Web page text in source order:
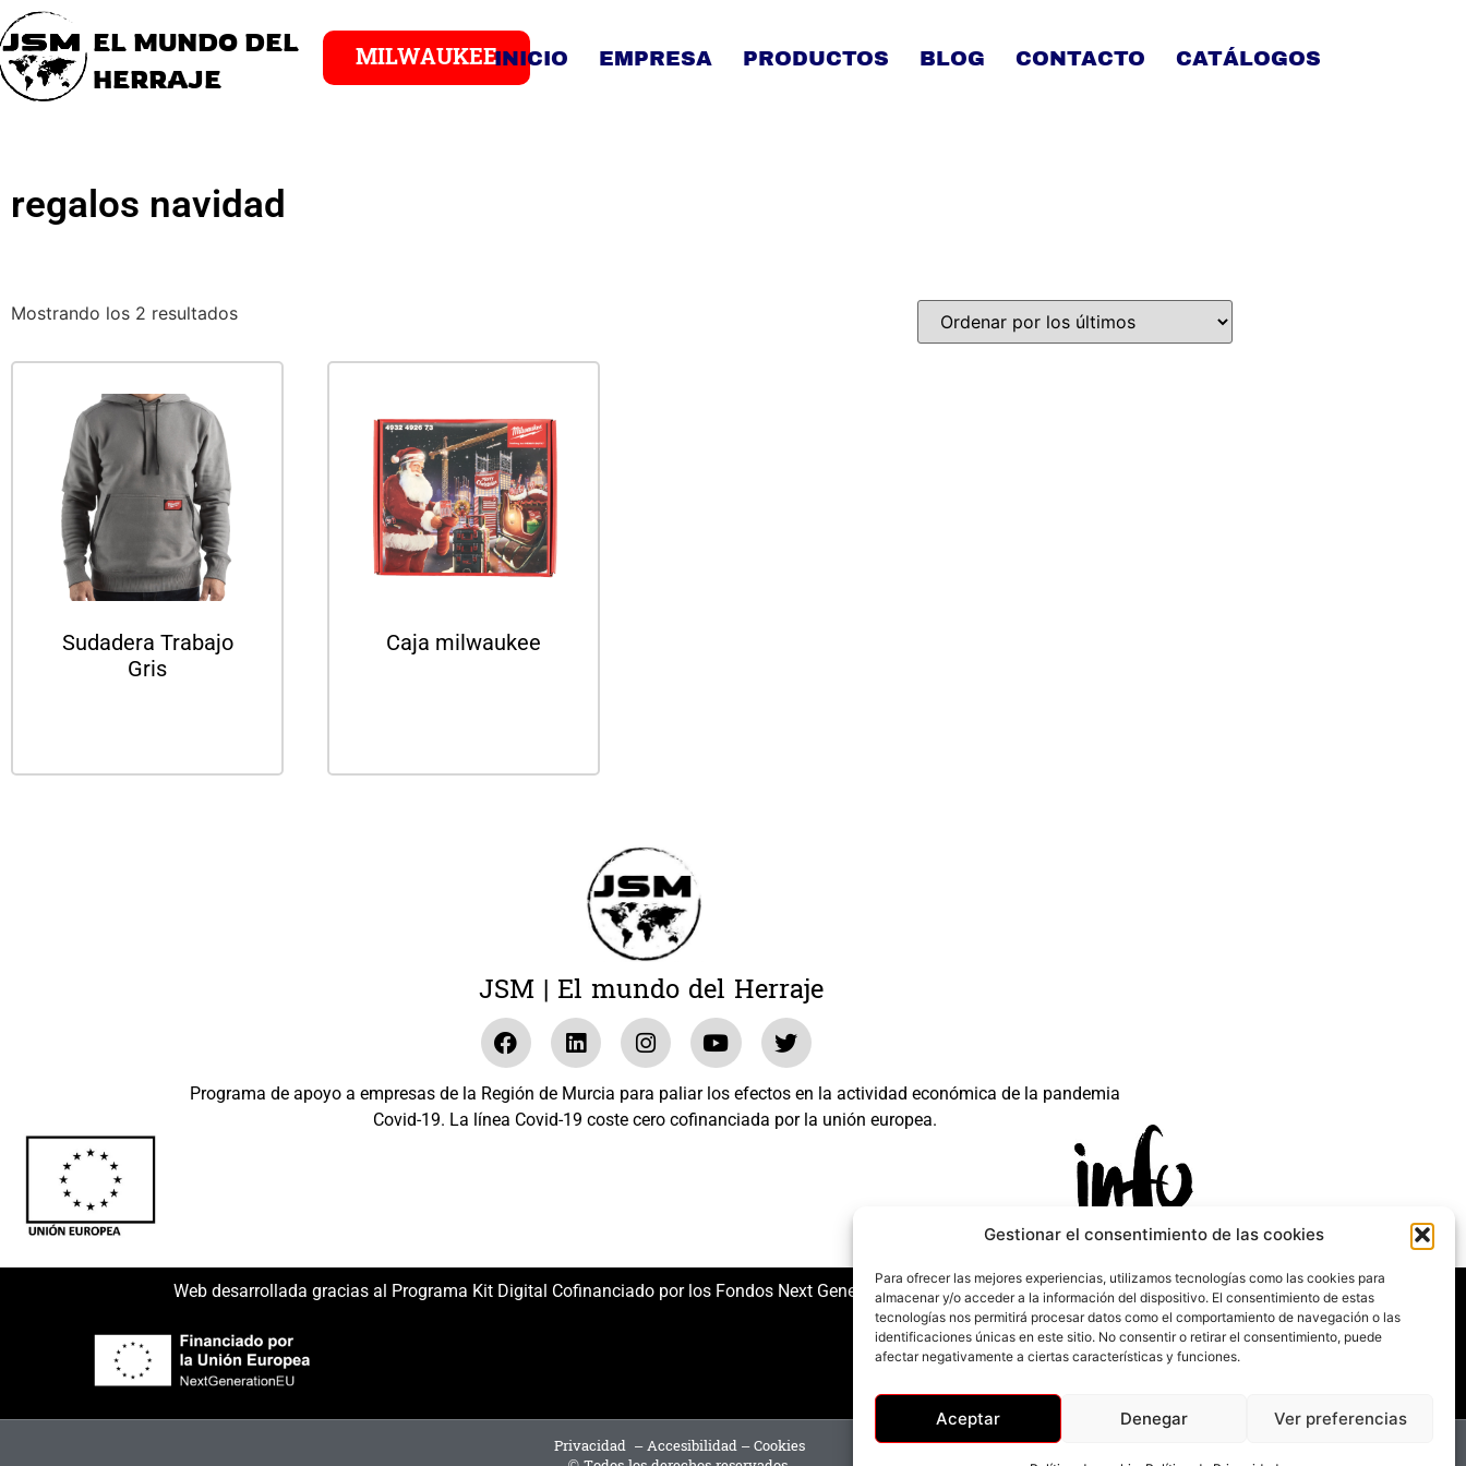
Gestionar el consentimiento de las cookies
Para ofrecer las mejores experiencias, utilizamos tecnologías como las cookies para
almacenar y/o acceder a la información del dispositivo. El consentimiento de estas
tecnologías nos permitirá procesar datos como el comportamiento de navegación o las
identificaciones únicas en este sitio. No consentir o retirar el consentimiento, puede
afectar negativamente a ciertas características y funciones.
Aceptar Denegar Ver preferencias
EL MUNDO DEL
HERRAJE
MILWAUKEEINICIO EMPRESA PRODUCTOS BLOG CONTACTO CATÁLOGOS
regalos navidad
Mostrando los 2 resultados
Sudadera Trabajo
Gris
Caja milwaukee
JSM | El mundo del Herraje
Programa de apoyo a empresas de la Región de Murcia para paliar los efectos en la actividad económica de la pandemia
Covid-19. La línea Covid-19 coste cero cofinanciada por la unión europea.
Web desarrollada gracias al Programa Kit Digital Cofinanciado por los Fondos Next Generation (EU) del mecanismo de Recuperación y Resilencia.
Privacidad –Accesibilidad–Cookies